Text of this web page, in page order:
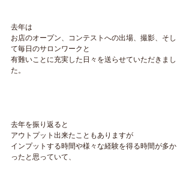
去年は
お店のオープン、コンテストへの出場、撮影、そし
て毎日のサロンワークと
有難いことに充実した日々を送らせていただきまし
た。
去年を振り返ると
アウトプット出来たこともありますが
インプットする時間や様々な経験を得る時間が多か
ったと思っていて、